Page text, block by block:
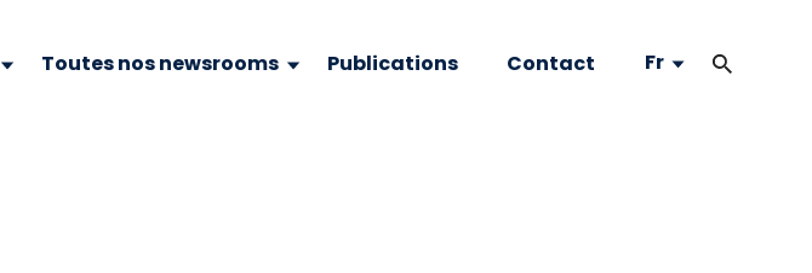
Toutes nos newsrooms Publications Contact Fr